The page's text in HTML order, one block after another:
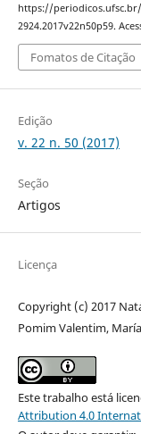
https://
2924.2017v22n50p59.
Fomatos de Citação
Edição
v. 22 n. 50 (2017)
Seção
Artigos
Licença
Copyright (c) 2017
Pomim Valentim,
Este trabalho está
Attribution 4.0